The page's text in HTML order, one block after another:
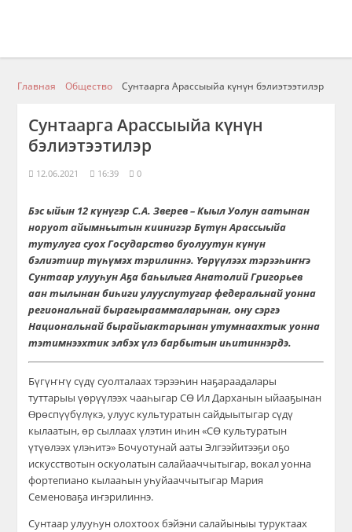
Главная Общество Сунтаарга Арассыыйа күнүн бэлиэтээтилэр
Сунтаарга Арассыыйа күнүн
бэлиэтээтилэр
12.06.2021 16:39 0
Бэс ыйын 12 күнүгэр С.А. Зверев – Кыыл Уолун аатынан
норуот айымньытын киинигэр Бүтүн Арассыыйа
тутулуга суох Государство буолуутун күнүн
бэлиэтиир түһүмэх тэрилиннэ. Үөрүүлээх тэрээһиҥҥэ
Сунтаар улууһун Аҕа баһылыга Анатолий Григорьев
аан тылынан биһиги улууспутугар федеральнай уонна
региональнай бырагырааммаларынан, ону сэргэ
Национальнай бырайыактарынан утумнаахтык уонна
тэтимнээхтик элбэх үлэ барбытын иһитиннэрдэ.
Бүгүҥҥү сүдү суолталаах тэрээһин наҕараадалары
туттарыы үөрүүлээх чааһыгар СӨ Ил Дарханын ыйааҕынан
Ɵрөспүүбүлүкэ, улуус культуратын сайдыытыгар сүдү
кылаатын, өр сыллаах үлэтин иһин «СӨ культуратын
үтүөлээх үлэһитэ» Бочуотунай ааты Элгээйитээҕи оҕо
искусствотын оскуолатын салайааччытыгар, вокал уонна
фортепиано кылааһын уһуйааччытыгар Мария
Семеноваҕа иҥэрилиннэ.
Сунтаар улууһун олохтоох бэйэни салайыныы туруктаах